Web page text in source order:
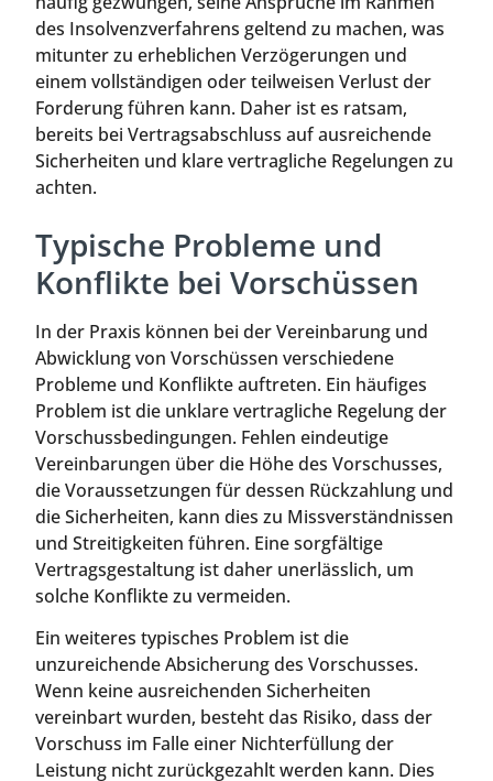
des Insolvenzverfahrens geltend zu machen, was
mitunter zu erheblichen Verzögerungen und
einem vollständigen oder teilweisen Verlust der
Forderung führen kann. Daher ist es ratsam,
bereits bei Vertragsabschluss auf ausreichende
Sicherheiten und klare vertragliche Regelungen zu
achten.
Typische Probleme und
Konflikte bei Vorschüssen
In der Praxis können bei der Vereinbarung und
Abwicklung von Vorschüssen verschiedene
Probleme und Konflikte auftreten. Ein häufiges
Problem ist die unklare vertragliche Regelung der
Vorschussbedingungen. Fehlen eindeutige
Vereinbarungen über die Höhe des Vorschusses,
die Voraussetzungen für dessen Rückzahlung und
die Sicherheiten, kann dies zu Missverständnissen
und Streitigkeiten führen. Eine sorgfältige
Vertragsgestaltung ist daher unerlässlich, um
solche Konflikte zu vermeiden.
Ein weiteres typisches Problem ist die
unzureichende Absicherung des Vorschusses.
Wenn keine ausreichenden Sicherheiten
vereinbart wurden, besteht das Risiko, dass der
Vorschuss im Falle einer Nichterfüllung der
Leistung nicht zurückgezahlt werden kann. Dies